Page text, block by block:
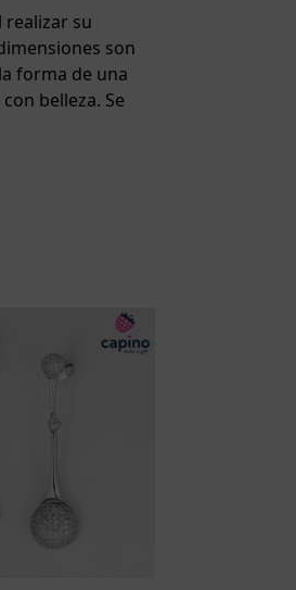
realizar su
son
forma de una
belleza. Se